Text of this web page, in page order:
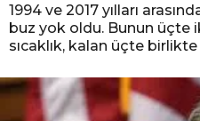
1994 ve 2017 yılları
buz yok oldu. Bunun üçte
sıcaklık, kalan üçte birlikte